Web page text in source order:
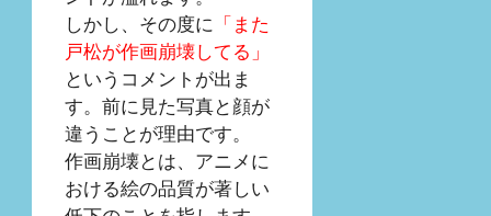
しかし、その度に 「また
戸松が作画崩壊してる」
というコメントが出ま
す。前に見た写真と顔が
違うことが理由です。
作画崩壊とは、アニメに
おける絵の品質が著しい